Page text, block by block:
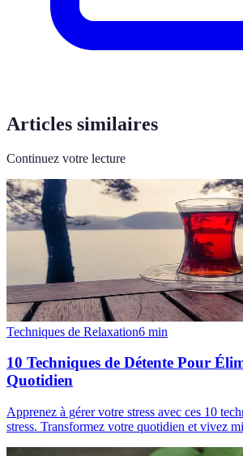
Articles similaires
Continuez votre lecture
Techniques de Relaxation6 min
10 Techniques de Détente Pour
Quotidien
Apprenez à gérer votre stress avec ces 10
stress. Transformez votre quotidien et vivez